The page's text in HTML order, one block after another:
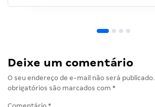
Deixe um comentário
O seu endereço de e-mail não será publicado.
obrigatórios são marcados com *